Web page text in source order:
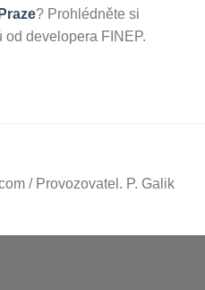
? Prohlédněte si
od developera FINEP.
/ Provozovatel. P. Galik